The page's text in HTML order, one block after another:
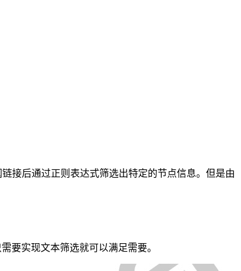
接后通过正则表达式筛选出特定的节点信息。但是由
要实现文本筛选就可以满足需要。